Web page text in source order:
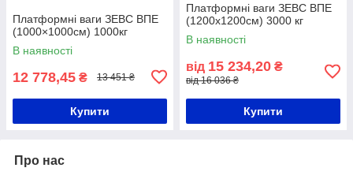
Платформні ваги ЗЕВС ВПЕ
(1000×1000см) 1000кг
В наявності
12 778,45 ₴ 13 451 ₴
Купити
Платформні ваги ЗЕВС ВПЕ
(1200х1200см) 3000 кг
В наявності
від 15 234,20 ₴
від 16 036 ₴
Купити
Про нас